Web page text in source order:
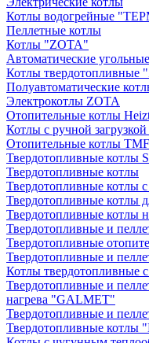
Котлы водогрейные
Пеллетные котлы
Котлы "ZOTA"
Автоматические
Котлы твердотопливные
Полуавтоматические
Электрокотлы ZOTA
Отопительные котлы
Котлы с ручной
Отопительные котлы TMF
Твердотопливные котлы
Твердотопливные котлы
Твердотопливные котлы с
Твердотопливные котлы
Твердотопливные котлы
Твердотопливные и
Твердотопливные
Твердотопливные и
Котлы
Твердотопливные и
нагрева "GALMET"
Твердотопливные и
Твердотопливные котлы